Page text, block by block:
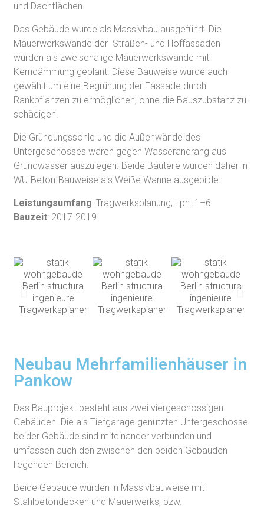
und Dachflächen.
Das Gebäude wurde als Massivbau ausgeführt. Die
Mauerwerkswände der Straßen- und Hoffassaden
wurden als zweischalige Mauerwerkswände mit
Kerndämmung geplant. Diese Bauweise wurde auch
gewählt um eine Begrünung der Fassade durch
Rankpflanzen zu ermöglichen, ohne die Bauszubstanz zu
schädigen.
Die Gründungssohle und die Außenwände des
Untergeschosses waren gegen Wasserandrang aus
Grundwasser auszulegen. Beide Bauteile wurden daher in
WU-Beton-Bauweise als Weiße Wanne ausgebildet
Leistungsumfang: Tragwerksplanung, Lph. 1–6
Bauzeit: 2017-2019
Neubau Mehrfamilienhäuser in
Pankow
Das Bauprojekt besteht aus zwei viergeschossigen
Gebäuden. Die als Tiefgarage genutzten Untergeschosse
beider Gebäude sind miteinander verbunden und
umfassen auch den zwischen den beiden Gebäuden
liegenden Bereich.
Beide Gebäude wurden in Massivbauweise mit
Stahlbetondecken und Mauerwerks, bzw.